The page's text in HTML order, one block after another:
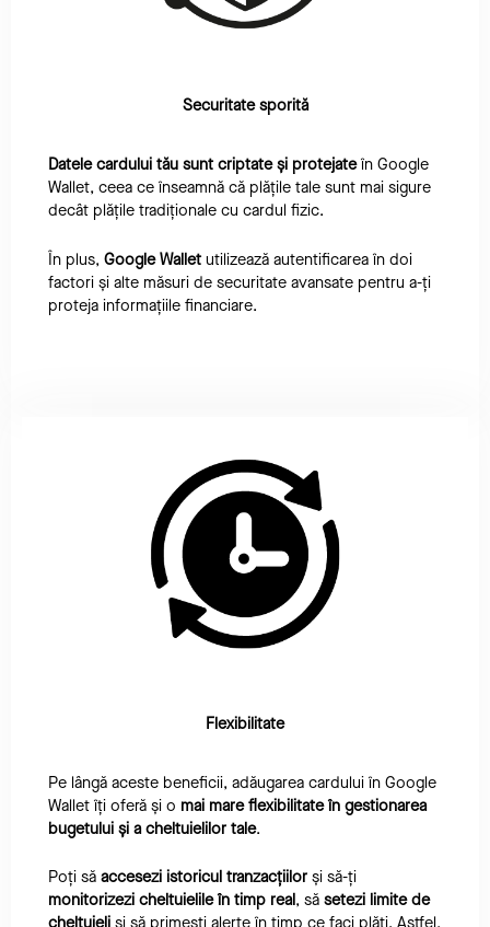
Securitate sporită
Datele cardului tău sunt criptate și protejateîn Google
Wallet, ceea ce înseamnă că plățile tale sunt mai sigure
decât plățile tradiționale cu cardul fizic.
În plus, Google Wallet utilizează autentificarea în doi
factori și alte măsuri de securitate avansate pentru a-ți
proteja informațiile financiare.
Flexibilitate
Pe lângă aceste beneficii, adăugarea cardului în Google
Wallet îți oferă și o mai mare flexibilitate în gestionarea
bugetului și a cheltuielilor tale.
Poți să accesezi istoricul tranzacțiilor și să-ți
monitorizezi cheltuielile în timp real, să setezi limite de